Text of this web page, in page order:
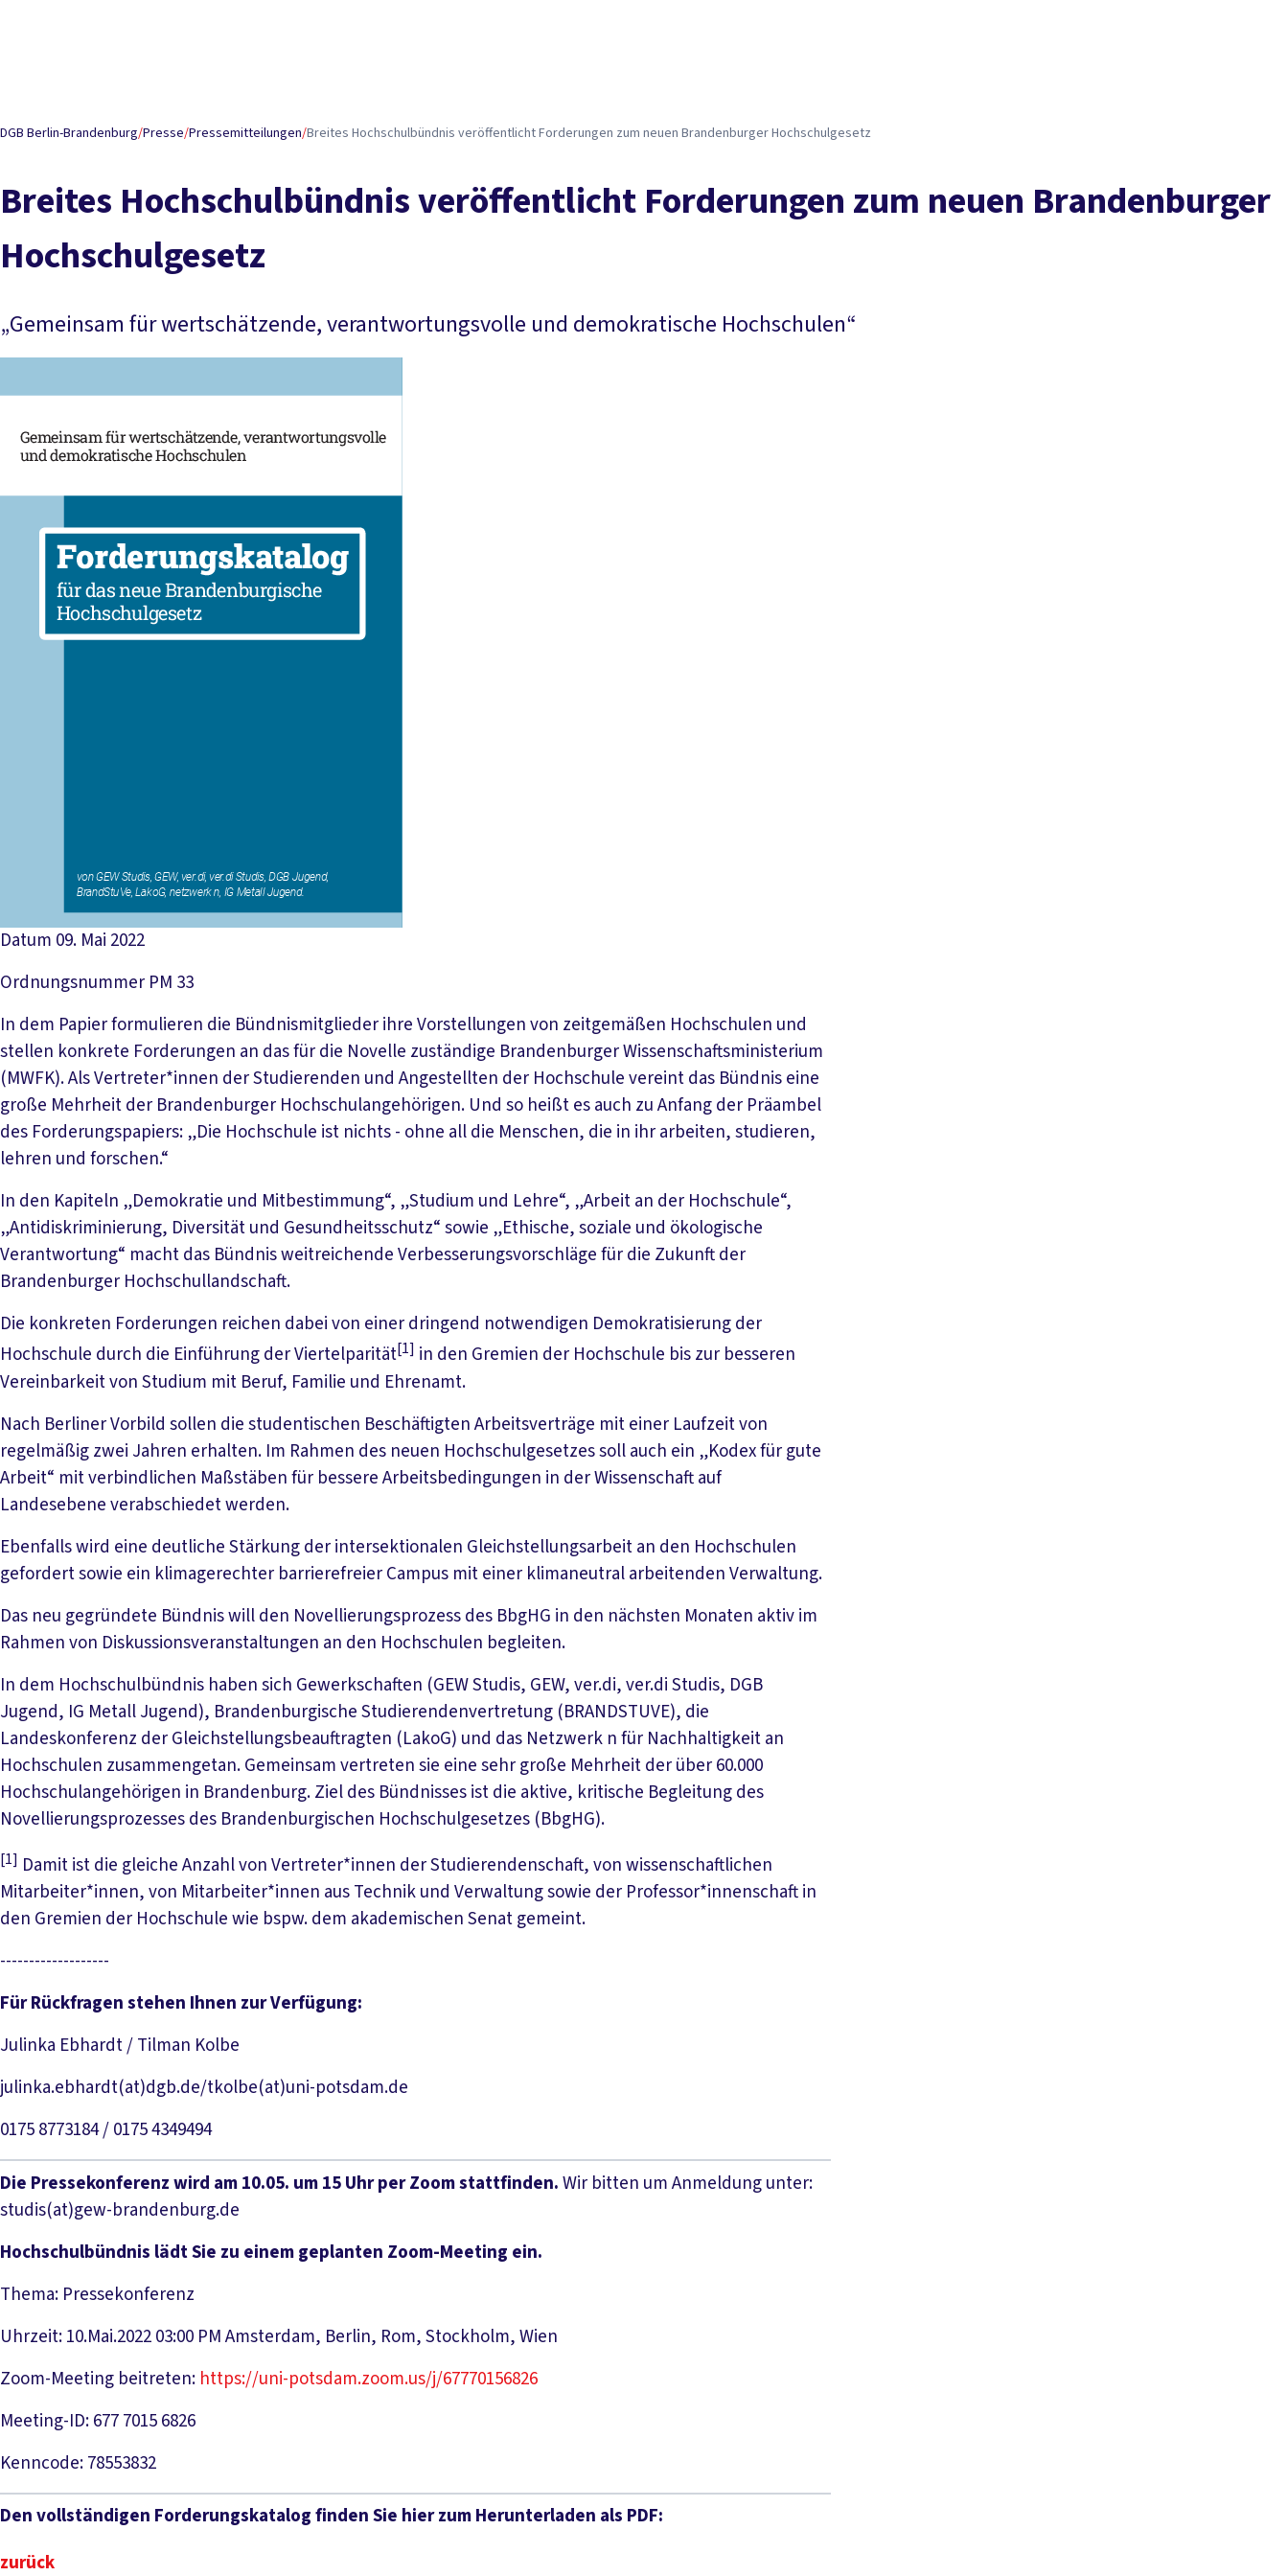
DGB Berlin-Brandenburg/Presse/Pressemitteilungen/Breites Hochschulbündnis veröffentlicht Forderungen zum neuen Brandenburger Hochschulgesetz
Breites Hochschulbündnis veröffentlicht Forderungen zum neuen Brandenburger
Hochschulgesetz
„Gemeinsam für wertschätzende, verantwortungsvolle und demokratische Hochschulen“
Datum 09. Mai 2022
Ordnungsnummer PM 33
In dem Papier formulieren die Bündnismitglieder ihre Vorstellungen von zeitgemäßen Hochschulen und
stellen konkrete Forderungen an das für die Novelle zuständige Brandenburger Wissenschaftsministerium
(MWFK). Als Vertreter*innen der Studierenden und Angestellten der Hochschule vereint das Bündnis eine
große Mehrheit der Brandenburger Hochschulangehörigen. Und so heißt es auch zu Anfang der Präambel
des Forderungspapiers: „Die Hochschule ist nichts - ohne all die Menschen, die in ihr arbeiten, studieren,
lehren und forschen.“
In den Kapiteln „Demokratie und Mitbestimmung“, „Studium und Lehre“, „Arbeit an der Hochschule“,
„Antidiskriminierung, Diversität und Gesundheitsschutz“ sowie „Ethische, soziale und ökologische
Verantwortung“ macht das Bündnis weitreichende Verbesserungsvorschläge für die Zukunft der
Brandenburger Hochschullandschaft.
Die konkreten Forderungen reichen dabei von einer dringend notwendigen Demokratisierung der
Hochschule durch die Einführung der Viertelparität[1] in den Gremien der Hochschule bis zur besseren
Vereinbarkeit von Studium mit Beruf, Familie und Ehrenamt.
Nach Berliner Vorbild sollen die studentischen Beschäftigten Arbeitsverträge mit einer Laufzeit von
regelmäßig zwei Jahren erhalten. Im Rahmen des neuen Hochschulgesetzes soll auch ein „Kodex für gute
Arbeit“ mit verbindlichen Maßstäben für bessere Arbeitsbedingungen in der Wissenschaft auf
Landesebene verabschiedet werden.
Ebenfalls wird eine deutliche Stärkung der intersektionalen Gleichstellungsarbeit an den Hochschulen
gefordert sowie ein klimagerechter barrierefreier Campus mit einer klimaneutral arbeitenden Verwaltung.
Das neu gegründete Bündnis will den Novellierungsprozess des BbgHG in den nächsten Monaten aktiv im
Rahmen von Diskussionsveranstaltungen an den Hochschulen begleiten.
In dem Hochschulbündnis haben sich Gewerkschaften (GEW Studis, GEW, ver.di, ver.di Studis, DGB
Jugend, IG Metall Jugend), Brandenburgische Studierendenvertretung (BRANDSTUVE), die
Landeskonferenz der Gleichstellungsbeauftragten (LakoG) und das Netzwerk n für Nachhaltigkeit an
Hochschulen zusammengetan. Gemeinsam vertreten sie eine sehr große Mehrheit der über 60.000
Hochschulangehörigen in Brandenburg. Ziel des Bündnisses ist die aktive, kritische Begleitung des
Novellierungsprozesses des Brandenburgischen Hochschulgesetzes (BbgHG).
[1] Damit ist die gleiche Anzahl von Vertreter*innen der Studierendenschaft, von wissenschaftlichen
Mitarbeiter*innen, von Mitarbeiter*innen aus Technik und Verwaltung sowie der Professor*innenschaft in
den Gremien der Hochschule wie bspw. dem akademischen Senat gemeint.
-------------------
Für Rückfragen stehen Ihnen zur Verfügung:
Julinka Ebhardt / Tilman Kolbe
julinka.ebhardt(at)dgb.de/tkolbe(at)uni-potsdam.de
0175 8773184 / 0175 4349494
Die Pressekonferenz wird am 10.05. um 15 Uhr per Zoom stattfinden.Wir bitten um Anmeldung unter:
studis(at)gew-brandenburg.de
Hochschulbündnis lädt Sie zu einem geplanten Zoom-Meeting ein.
Thema: Pressekonferenz
Uhrzeit: 10.Mai.2022 03:00 PM Amsterdam, Berlin, Rom, Stockholm, Wien
Zoom-Meeting beitreten: https://uni-potsdam.zoom.us/j/67770156826
Meeting-ID: 677 7015 6826
Kenncode: 78553832
Den vollständigen Forderungskatalog finden Sie hier zum Herunterladen als PDF:
zurück